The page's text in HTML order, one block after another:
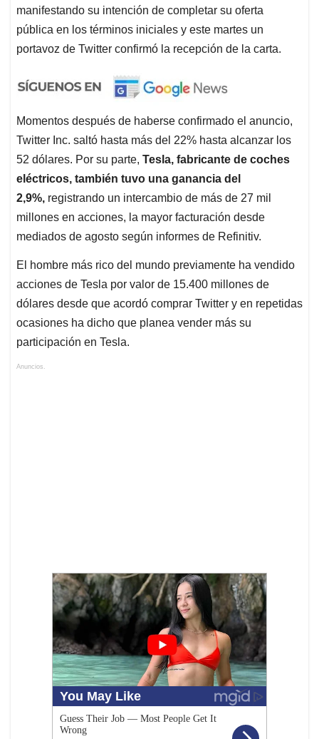
manifestando su intención de completar su oferta
pública en los términos iniciales y este martes un
portavoz de Twitter confirmó la recepción de la carta.
Momentos después de haberse confirmado el anuncio,
Twitter Inc. saltó hasta más del 22% hasta alcanzar los
52 dólares. Por su parte, Tesla, fabricante de coches
eléctricos, también tuvo una ganancia del
2,9%, registrando un intercambio de más de 27 mil
millones en acciones, la mayor facturación desde
mediados de agosto según informes de Refinitiv.
El hombre más rico del mundo previamente ha vendido
acciones de Tesla por valor de 15.400 millones de
dólares desde que acordó comprar Twitter y en repetidas
ocasiones ha dicho que planea vender más su
participación en Tesla.
Anuncios.